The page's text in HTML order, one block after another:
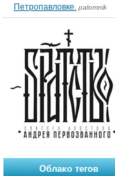
Петропавловке. palomnik
Облако тегов